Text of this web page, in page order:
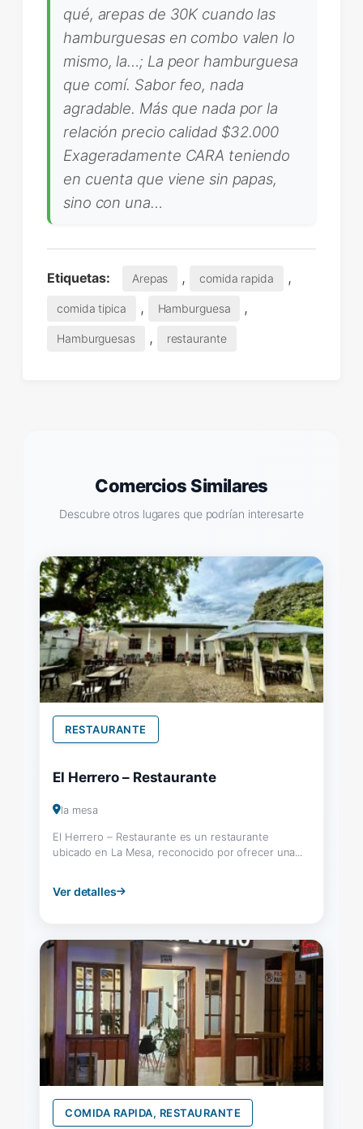
qué, arepas de 30K cuando las
hamburguesas en combo valen lo
mismo, la…; La peor hamburguesa
que comí. Sabor feo, nada
agradable. Más que nada por la
relación precio calidad $32.000
Exageradamente CARA teniendo
en cuenta que viene sin papas,
sino con una…
Etiquetas: Arepas , comida rapida ,
comida tipica , Hamburguesa ,
Hamburguesas , restaurante
Comercios Similares
Descubre otros lugares que podrían interesarte
RESTAURANTE
El Herrero – Restaurante
la mesa
El Herrero – Restaurante es un restaurante
ubicado en La Mesa, reconocido por ofrecer una...
Ver detalles
COMIDA RAPIDA, RESTAURANTE